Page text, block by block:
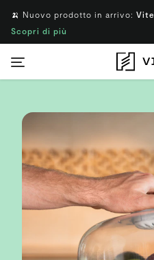
🍌 Nuovo prodotto in arrivo:
Scopri di più